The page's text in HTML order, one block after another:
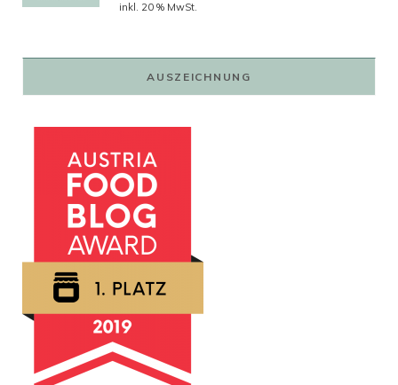
Preis
inkl. 20 % MwSt.
AUSZEICHNUNG